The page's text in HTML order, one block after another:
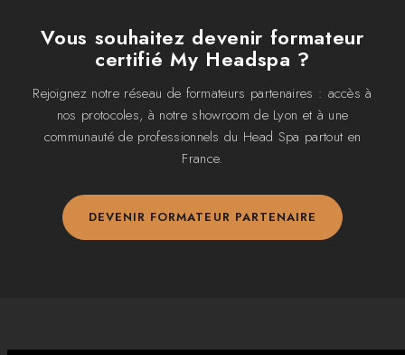
Vous souhaitez devenir formateur
certifié My Headspa ?
Rejoignez notre réseau de formateurs partenaires : accès à
nos protocoles, à notre showroom de Lyon et à une
communauté de professionnels du Head Spa partout en
France.
DEVENIR FORMATEUR PARTENAIRE